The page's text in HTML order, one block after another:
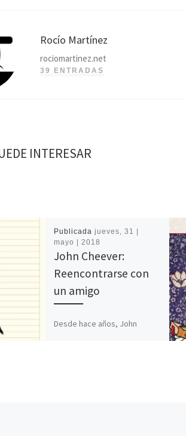
Rocío Martínez
rociomartinez.net
39 ENTRADAS
INTERESAR
Publicadajueves, 31 |
mayo | 2018
John Cheever:
Reencontrarse con
un amigo
Desde hace años, John